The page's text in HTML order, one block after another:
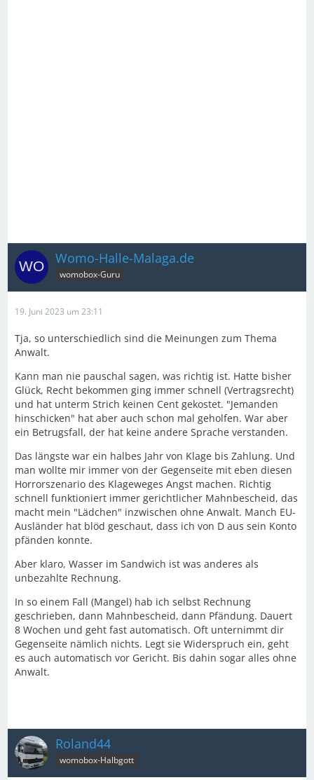
Womo-Halle-Malaga.de
womobox-Guru
19. Juni 2023 um 23:11
Tja, so unterschiedlich sind die Meinungen zum Thema
Anwalt.
Kann man nie pauschal sagen, was richtig ist. Hatte bisher
Glück, Recht bekommen ging immer schnell (Vertragsrecht)
und hat unterm Strich keinen Cent gekostet. "Jemanden
hinschicken" hat aber auch schon mal geholfen. War aber
ein Betrugsfall, der hat keine andere Sprache verstanden.
Das längste war ein halbes Jahr von Klage bis Zahlung. Und
man wollte mir immer von der Gegenseite mit eben diesen
Horrorszenario des Klageweges Angst machen. Richtig
schnell funktioniert immer gerichtlicher Mahnbescheid, das
macht mein "Lädchen" inzwischen ohne Anwalt. Manch EU-
Ausländer hat blöd geschaut, dass ich von D aus sein Konto
pfänden konnte.
Aber klaro, Wasser im Sandwich ist was anderes als
unbezahlte Rechnung.
In so einem Fall (Mangel) hab ich selbst Rechnung
geschrieben, dann Mahnbescheid, dann Pfändung. Dauert
8 Wochen und geht fast automatisch. Oft unternimmt dir
Gegenseite nämlich nichts. Legt sie Widerspruch ein, geht
es auch automatisch vor Gericht. Bis dahin sogar alles ohne
Anwalt.
Roland44
womobox-Halbgott